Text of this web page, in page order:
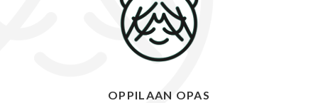
OPPILAAN OPAS